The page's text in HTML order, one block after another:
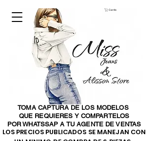
LOS PRECIOS PUBLICADOS SE MANEJAN CON
TOMA CAPTURA DE LOS MODELOS
QUE REQUIERES Y COMPARTELOS
POR WHATSSAP A TU AGENTE DE VENTAS
Carrito